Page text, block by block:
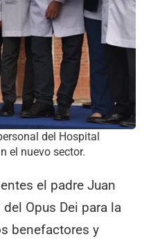
del Hospital
el nuevo sector.
el padre Juan
Opus Dei para la
benefactores y